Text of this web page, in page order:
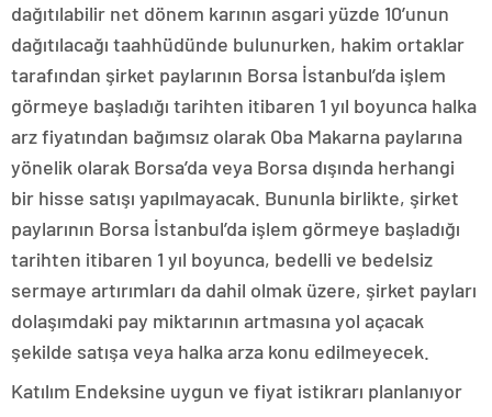
dağıtılabilir net dönem karının asgari yüzde 10’unun
dağıtılacağı taahhüdünde bulunurken, hakim ortaklar
tarafından şirket paylarının Borsa İstanbul’da işlem
görmeye başladığı tarihten itibaren 1 yıl boyunca halka
arz fiyatından bağımsız olarak Oba Makarna paylarına
yönelik olarak Borsa’da veya Borsa dışında herhangi
bir hisse satışı yapılmayacak. Bununla birlikte, şirket
paylarının Borsa İstanbul’da işlem görmeye başladığı
tarihten itibaren 1 yıl boyunca, bedelli ve bedelsiz
sermaye artırımları da dahil olmak üzere, şirket payları
dolaşımdaki pay miktarının artmasına yol açacak
şekilde satışa veya halka arza konu edilmeyecek.
Katılım Endeksine uygun ve fiyat istikrarı planlanıyor